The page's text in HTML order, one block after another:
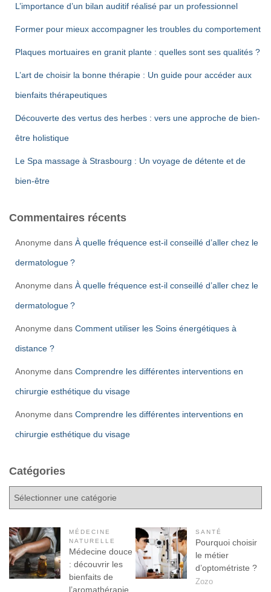
L’importance d’un bilan auditif réalisé par un professionnel
Former pour mieux accompagner les troubles du comportement
Plaques mortuaires en granit plante : quelles sont ses qualités ?
L’art de choisir la bonne thérapie : Un guide pour accéder aux
bienfaits thérapeutiques
Découverte des vertus des herbes : vers une approche de bien-
être holistique
Le Spa massage à Strasbourg : Un voyage de détente et de
bien-être
Commentaires récents
Anonyme dans À quelle fréquence est-il conseillé d’aller chez le
dermatologue ?
Anonyme dans À quelle fréquence est-il conseillé d’aller chez le
dermatologue ?
Anonyme dans Comment utiliser les Soins énergétiques à
distance ?
Anonyme dans Comprendre les différentes interventions en
chirurgie esthétique du visage
Anonyme dans Comprendre les différentes interventions en
chirurgie esthétique du visage
Catégories
é
g
o
r
MÉDECINE
NATURELLE
Médecine douce
: découvrir les
bienfaits de
l’aromathérapie
SANTÉ
Pourquoi choisir
le métier
d’optométriste ?
Zozo